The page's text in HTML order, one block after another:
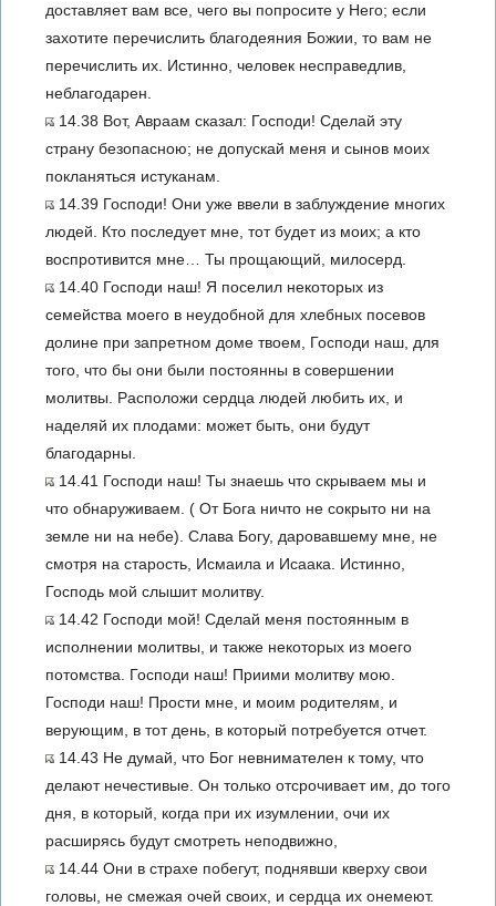
доставляет вам все, чего вы попросите у Него; если
захотите перечислить благодеяния Божии, то вам не
перечислить их. Истинно, человек несправедлив,
неблагодарен.
14.38 Вот, Авраам сказал: Господи! Сделай эту
страну безопасною; не допускай меня и сынов моих
покланяться истуканам.
14.39 Господи! Они уже ввели в заблуждение многих
людей. Кто последует мне, тот будет из моих; а кто
воспротивится мне… Ты прощающий, милосерд.
14.40 Господи наш! Я поселил некоторых из
семейства моего в неудобной для хлебных посевов
долине при запретном доме твоем, Господи наш, для
того, что бы они были постоянны в совершении
молитвы. Расположи сердца людей любить их, и
наделяй их плодами: может быть, они будут
благодарны.
14.41 Господи наш! Ты знаешь что скрываем мы и
что обнаруживаем. ( От Бога ничто не сокрыто ни на
земле ни на небе). Слава Богу, даровавшему мне, не
смотря на старость, Исмаила и Исаака. Истинно,
Господь мой слышит молитву.
14.42 Господи мой! Сделай меня постоянным в
исполнении молитвы, и также некоторых из моего
потомства. Господи наш! Приими молитву мою.
Господи наш! Прости мне, и моим родителям, и
верующим, в тот день, в который потребуется отчет.
14.43 Не думай, что Бог невнимателен к тому, что
делают нечестивые. Он только отсрочивает им, до того
дня, в который, когда при их изумлении, очи их
расширясь будут смотреть неподвижно,
14.44 Они в страхе побегут, поднявши кверху свои
головы, не смежая очей своих, и сердца их онемеют.